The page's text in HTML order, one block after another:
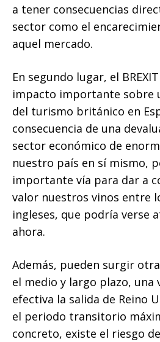
a tener consecuencias
sector como el
aquel mercado.
En segundo lugar, el
impacto importante sobre
del turismo británico en
consecuencia de una
sector económico de
nuestro país en sí mismo,
importante vía para dar a
valor nuestros vinos entre
ingleses, que podría verse
ahora.
Además, pueden surgir
el medio y largo plazo, una
efectiva la salida de Reino
el periodo transitorio
concreto, existe el riesgo